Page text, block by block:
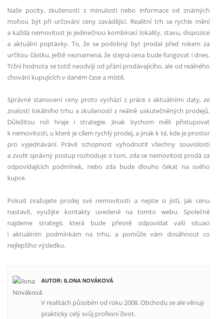
Naše pocity, zkušenosti z minulosti nebo informace od známých
mohou být při určování ceny zavádějící. Realitní trh se rychle mění
a každá nemovitost je jedinečnou kombinací lokality, stavu, dispozice
a aktuální poptávky. To, že se podobný byt prodal před rokem za
určitou částku, ještě neznamená, že stejná cena bude fungovat i dnes.
Tržní hodnota se totiž neodvíjí od přání prodávajícího, ale od reálného
chování kupujících v daném čase a místě.
Správné stanovení ceny proto vychází z práce s aktuálními daty, ze
znalosti lokálního trhu a zkušeností z reálně uskutečněných prodejů.
Důležitou roli hraje i strategie. Jinak bychom měli přistupovat
k nemovitosti, u které je cílem rychlý prodej, a jinak k té, kde je prostor
pro vyjednávání. Právě schopnost vyhodnotit všechny souvislosti
a zvolit správný postup rozhoduje o tom, zda se nemovitost prodá za
odpovídajících podmínek, nebo zda bude dlouho čekat na svého
kupce.
Pokud zvažujete prodej své nemovitosti a nejste si jistí, jak cenu
nastavit, využijte kontakty uvedené na tomto webu. Společně
najdeme strategii, která bude přesně odpovídat vaší situaci
i aktuálním podmínkám na trhu, a pomůže vám dosáhnout co
nejlepšího výsledku.
AUTOR: ILONA NOVÁKOVÁ
V realitách působím od roku 2008. Obchodu se ale věnuji
prakticky celý svůj profesní život.